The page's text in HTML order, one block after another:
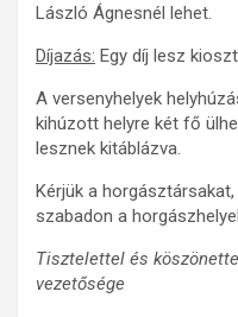
László Ágnesnél lehet.
Díjazás: Egy díj lesz
A versenyhelyek
kihúzott helyre két fő
lesznek kitáblázva.
Kérjük a
szabadon a
Tisztelettel és
vezetősége